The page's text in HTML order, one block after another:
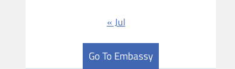
« Jul
Go To Embassy